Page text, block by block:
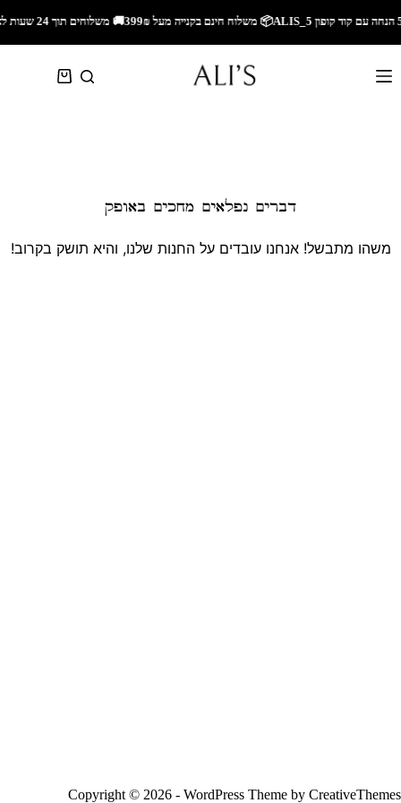
🚚 משלוחים תוך 24 שעות לאזור השרון🚚 משלוחים מהירים לכל הארץ🎁 5% הנחה עם קוד קופון ALIS_5📦 משלוח חינם בקנייה מעל 299₪
דברים נפלאים מחכים באופק
משהו מתבשל! אנחנו עובדים על החנות שלנו, והיא תושק בקרוב!
Copyright © 2026 - WordPress Theme by CreativeThemes